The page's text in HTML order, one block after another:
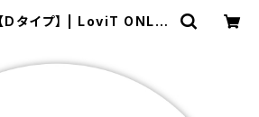
Dタイプ】 | LoviT ONLIN